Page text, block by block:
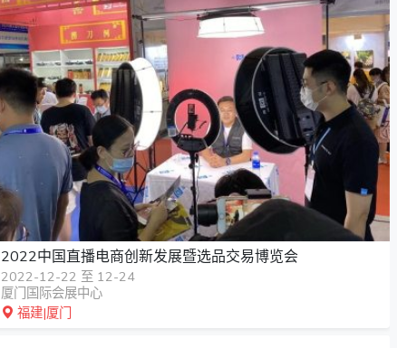
2022中国直播电商创新发展暨选品交易博览会
2022-12-22 至 12-24
厦门国际会展中心
福建|厦门